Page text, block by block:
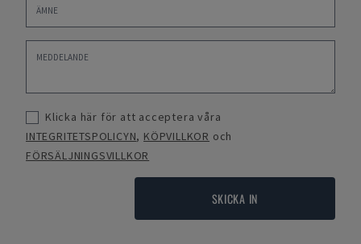
Klicka här för att acceptera våra
INTEGRITETSPOLICYN, KÖPVILLKOR och
FÖRSÄLJNINGSVILLKOR
SKICKA IN